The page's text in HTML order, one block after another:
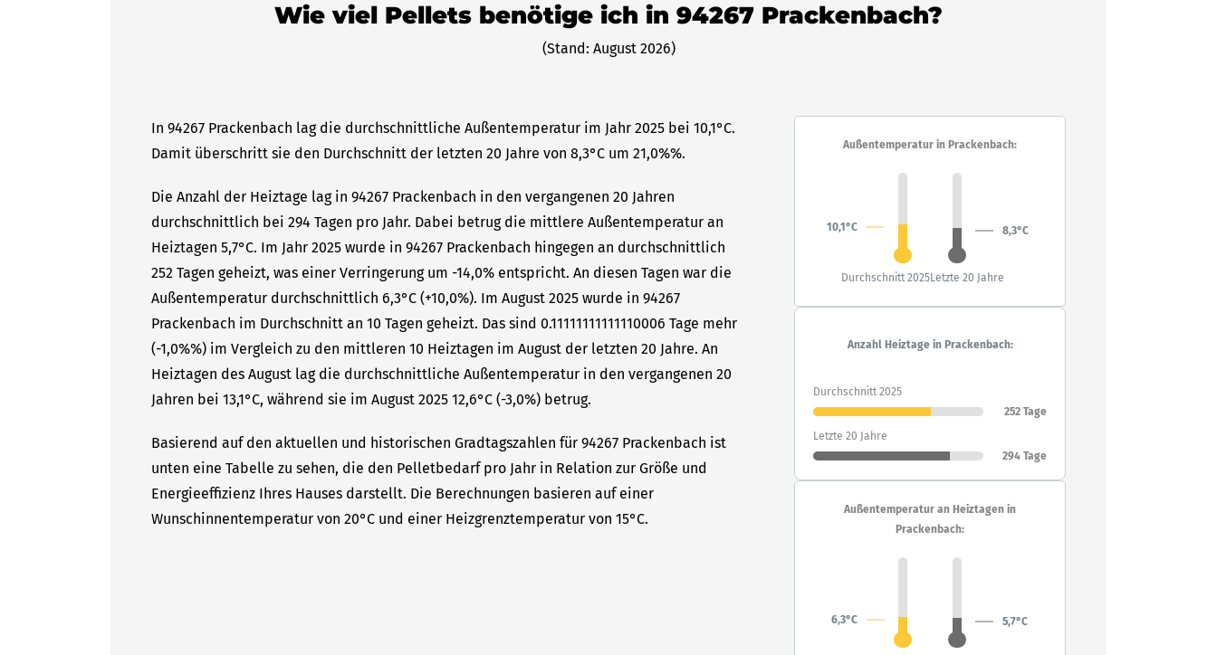
Wie viel Pellets benötige ich in 94267 Prackenbach?
(Stand: August 2026)
In 94267 Prackenbach lag die durchschnittliche Außentemperatur im Jahr 2025 bei 10,1°C.
Damit überschritt sie den Durchschnitt der letzten 20 Jahre von 8,3°C um 21,0%%.
Die Anzahl der Heiztage lag in 94267 Prackenbach in den vergangenen 20 Jahren
durchschnittlich bei 294 Tagen pro Jahr. Dabei betrug die mittlere Außentemperatur an
Heiztagen 5,7°C. Im Jahr 2025 wurde in 94267 Prackenbach hingegen an durchschnittlich
252 Tagen geheizt, was einer Verringerung um -14,0% entspricht. An diesen Tagen war die
Außentemperatur durchschnittlich 6,3°C (+10,0%). Im August 2025 wurde in 94267
Prackenbach im Durchschnitt an 10 Tagen geheizt. Das sind 0.11111111111110006 Tage mehr
(-1,0%%) im Vergleich zu den mittleren 10 Heiztagen im August der letzten 20 Jahre. An
Heiztagen des August lag die durchschnittliche Außentemperatur in den vergangenen 20
Jahren bei 13,1°C, während sie im August 2025 12,6°C (-3,0%) betrug.
Basierend auf den aktuellen und historischen Gradtagszahlen für 94267 Prackenbach ist
unten eine Tabelle zu sehen, die den Pelletbedarf pro Jahr in Relation zur Größe und
Energieeffizienz Ihres Hauses darstellt. Die Berechnungen basieren auf einer
Wunschinnentemperatur von 20°C und einer Heizgrenztemperatur von 15°C.
Außentemperatur in Prackenbach:
10,1°C 8,3°C
Durchschnitt 2025Letzte 20 Jahre
Anzahl Heiztage in Prackenbach:
Durchschnitt 2025
252 Tage
Letzte 20 Jahre
294 Tage
Außentemperatur an Heiztagen in
Prackenbach:
6,3°C 5,7°C